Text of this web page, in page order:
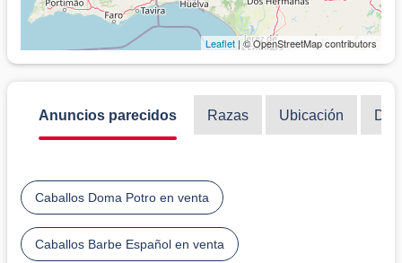
Leaflet | © OpenStreetMap contributors
Anuncios parecidos Razas Ubicación
Caballos Doma Potro en venta
Caballos Barbe Español en venta